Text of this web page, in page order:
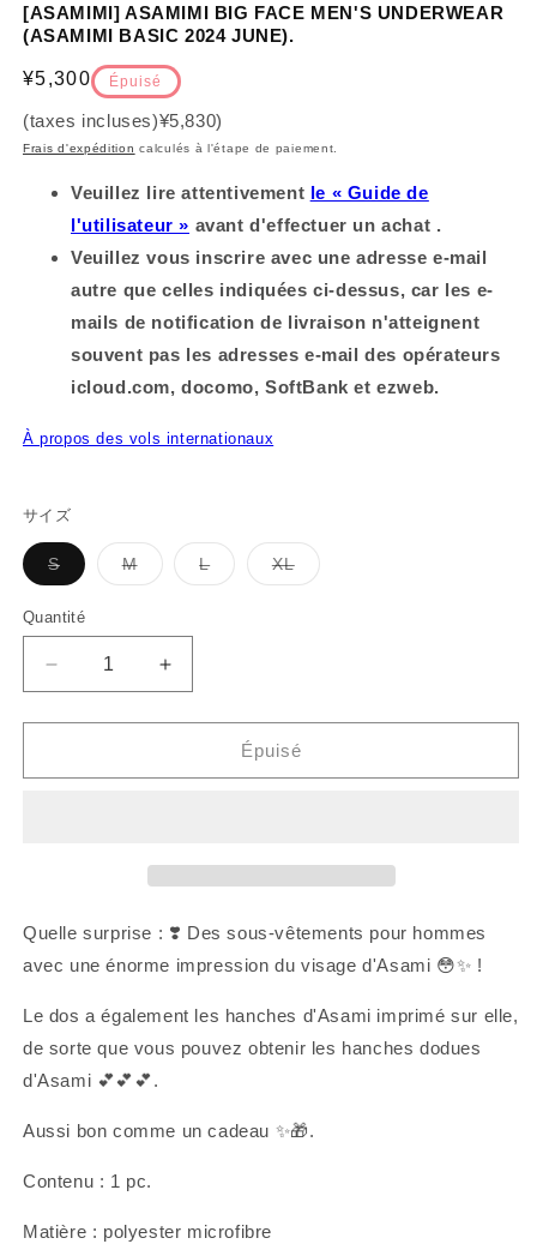
fenêtre
modèle
[ASAMIMI] ASAMIMI BIG FACE MEN'S UNDERWEAR
(ASAMIMI BASIC 2024 JUNE).
Prix
habituel
¥5,300 Épuisé
(taxes incluses)¥5,830)
Frais d'expédition calculés à l'étape de paiement.
Veuillez lire attentivement le « Guide de
l'utilisateur » avant d'effectuer un achat .
Veuillez vous inscrire avec une adresse e-mail
autre que celles indiquées ci-dessus, car les e-
mails de notification de livraison n'atteignent
souvent pas les adresses e-mail des opérateurs
icloud.com, docomo, SoftBank et ezweb.
À propos des vols internationaux
サイズ
SVariante
épuisée
indisponible
MVariante
épuisée
LVariante
épuisée
XLVariante
épuisée
Quantité
Réduisez
la
quantité
[ASAMIMI]
(ASAMIMI
2024
Augmentez
la
quantité
[ASAMIMI]
(ASAMIMI
2024
Épuisé
Quelle surprise : ❣️ Des sous-vêtements pour hommes
avec une énorme impression du visage d'Asami 😳✨ !
Le dos a également les hanches d'Asami imprimé sur elle,
de sorte que vous pouvez obtenir les hanches dodues
d'Asami 💕💕💕.
Aussi bon comme un cadeau ✨🎁.
Contenu : 1 pc.
Matière : polyester microfibre